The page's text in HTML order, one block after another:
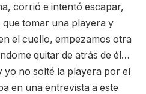
corrió e intentó escapar,
tomar una playera y
el cuello, empezamos otra
quitar de atrás de él…
yo no solté la playera por el
en una entrevista a este